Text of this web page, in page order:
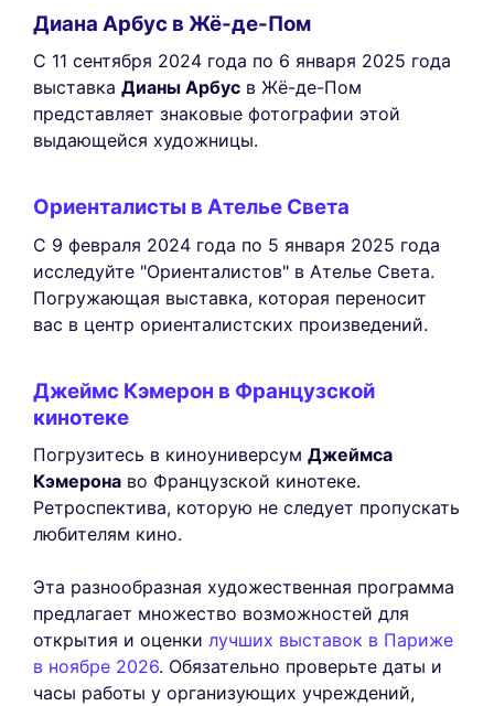
Диана Арбус в Жё-де-Пом
С 11 сентября 2024 года по 6 января 2025 года
выставка Дианы Арбус в Жё-де-Пом
представляет знаковые фотографии этой
выдающейся художницы.
Ориенталисты в Ателье Света
С 9 февраля 2024 года по 5 января 2025 года
исследуйте "Ориенталистов" в Ателье Света.
Погружающая выставка, которая переносит
вас в центр ориенталистских произведений.
Джеймс Кэмерон в Французской
кинотеке
Погрузитесь в киноуниверсум Джеймса
Кэмерона во Французской кинотеке.
Ретроспектива, которую не следует пропускать
любителям кино.
Эта разнообразная художественная программа
предлагает множество возможностей для
открытия и оценки лучших выставок в Париже
в ноябре 2026. Обязательно проверьте даты и
часы работы у организующих учреждений,